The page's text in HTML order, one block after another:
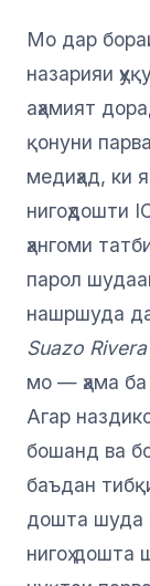
Мо дар
назарияи
аҳамият
қонуни
медиҳад, ки
нигоҳдошти
ҳангоми
парол
нашршуда
Suazo
мо — ҳама ба
Агар
бошанд ва
баъдан
дошта шуда
нигоҳ дошта